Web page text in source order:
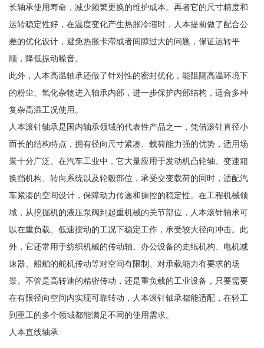
长轴承使用寿命，减少频繁更换的维护成本。再者它的尺寸精度和
运转稳定性好，在温度变化产生热胀冷缩时，人本提前做了配合公
差的优化设计，避免热胀卡滞或者间隙过大的问题，保证运转平
顺，降低振动噪音。
此外，人本高温轴承还做了针对性的密封优化，能阻隔高温环境下
的粉尘、氧化杂物进入轴承内部，进一步保护内部结构，适合多种
复杂高温工况使用。
人本滚针轴承是国内轴承领域的代表性产品之一，凭借滚针直径小
而长的结构特点，拥有径向尺寸紧凑、载荷能力强的优势，适用场
景十分广泛。在汽车工业中，它大量应用于发动机凸轮轴、变速箱
换挡机构、转向系统以及轮毂部位，承受交变载荷的同时，适配汽
车紧凑的空间设计，保障动力传递和操控的稳定性。在工程机械领
域，从挖掘机的液压泵阀到起重机械的关节部位，人本滚针轴承可
以在重负载、低速摆动的工况下稳定工作，承受较大径向冲击。此
外，它还常用于纺织机械的传动轴、办公设备的走纸机构、电机减
速器、船舶的舵机传动等对空间有限制、对承载能力有要求的场
景。不管是高转速的精密传动，还是重负载的工业设备，只要需要
在有限径向空间内实现可靠转动，人本滚针轴承都能适配，在轻工
到重工的多个领域都能满足不同的使用需求。
人本直线轴承